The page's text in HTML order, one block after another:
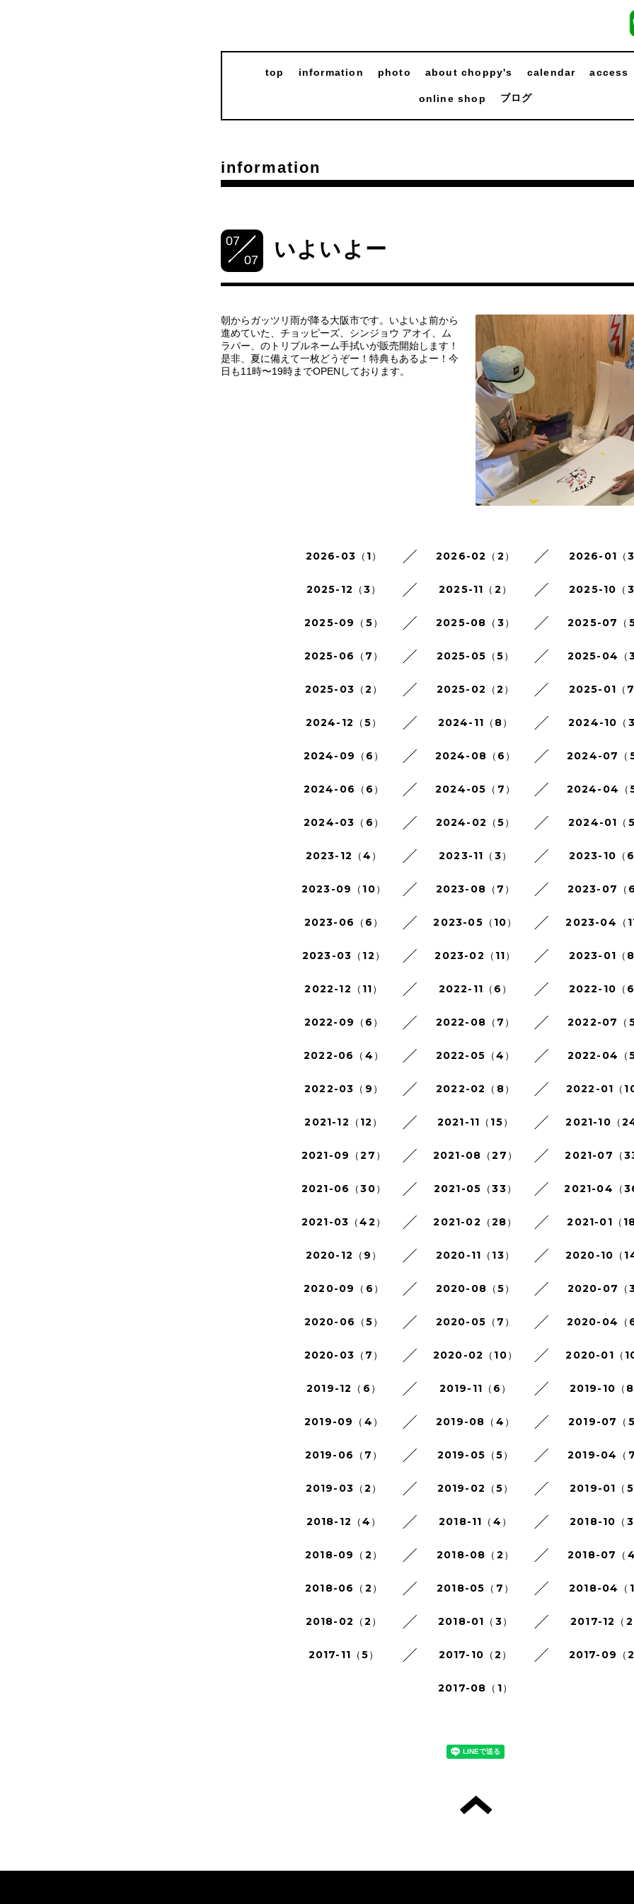
top information photo about choppy's calendar access
online shop ブログ
information
07
07
いよいよー
朝からガッツリ雨が降る大阪市です。いよいよ前から
進めていた、チョッピーズ、シンジョウ アオイ、ム
ラパー、のトリプルネーム手拭いが販売開始します！
是非、夏に備えて一枚どうぞー！特典もあるよー！今
日も11時〜19時までOPENしております。
2026-03（1） 2026-02（2） 2026-01（3
2025-12（3） 2025-11（2） 2025-10（3
2025-09（5） 2025-08（3） 2025-07（5
2025-06（7） 2025-05（5） 2025-04（3
2025-03（2） 2025-02（2） 2025-01（7
2024-12（5） 2024-11（8） 2024-10（3
2024-09（6） 2024-08（6） 2024-07（5
2024-06（6） 2024-05（7） 2024-04（5
2024-03（6） 2024-02（5） 2024-01（5
2023-12（4） 2023-11（3） 2023-10（6
2023-09（10） 2023-08（7） 2023-07（6
2023-06（6） 2023-05（10） 2023-04（11
2023-03（12） 2023-02（11） 2023-01（8
2022-12（11） 2022-11（6） 2022-10（6
2022-09（6） 2022-08（7） 2022-07（5
2022-06（4） 2022-05（4） 2022-04（5
2022-03（9） 2022-02（8） 2022-01（10
2021-12（12） 2021-11（15） 2021-10（24
2021-09（27） 2021-08（27） 2021-07（33
2021-06（30） 2021-05（33） 2021-04（
2021-03（42） 2021-02（28） 2021-01（18
2020-12（9） 2020-11（13） 2020-10（14
2020-09（6） 2020-08（5） 2020-07（3
2020-06（5） 2020-05（7） 2020-04（6
2020-03（7） 2020-02（10） 2020-01（10
2019-12（6） 2019-11（6） 2019-10（8
2019-09（4） 2019-08（4） 2019-07（5
2019-06（7） 2019-05（5） 2019-04（7
2019-03（2） 2019-02（5） 2019-01（5
2018-12（4） 2018-11（4） 2018-10（3
2018-09（2） 2018-08（2） 2018-07（4
2018-06（2） 2018-05（7） 2018-04（1
2018-02（2） 2018-01（3） 2017-12（2
2017-11（5） 2017-10（2） 2017-09（2
2017-08（1）